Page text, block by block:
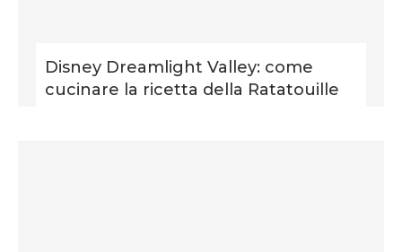
Disney Dreamlight Valley: come
cucinare la ricetta della Ratatouille